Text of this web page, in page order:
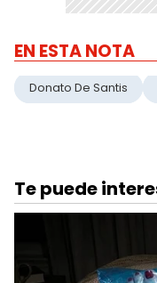
EN ESTA NOTA
Donato De Santis